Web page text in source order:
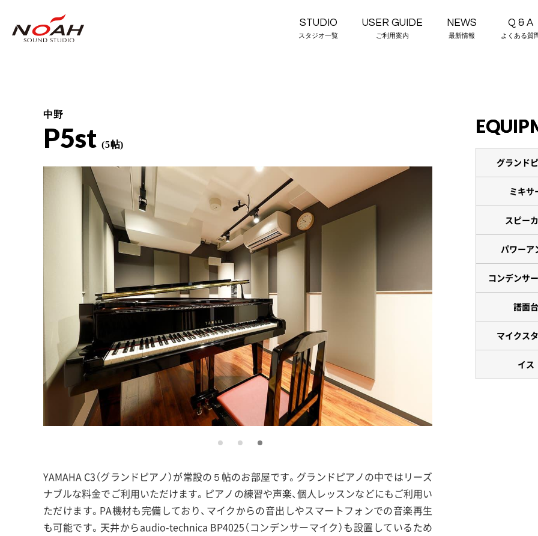
STUDIO
スタジオ一覧
USER GUIDE
ご利用案内
NEWS
最新情報
Q & A
よくある質
中野
P5st (5帖)
YAMAHA C3（グランドピアノ）が常設の５帖のお部屋です。グランドピアノの中ではリーズ
ナブルな料金でご利用いただけます。ピアノの練習や声楽、個人レッスンなどにもご利用い
ただけます。PA機材も完備しており、マイクからの音出しやスマートフォンでの音楽再生
も可能です。天井からaudio-technica BP4025（コンデンサーマイク）も設置しているため
グランド
ミキサ
スピー
パワーア
コンデンサ
譜面台
マイクス
イス